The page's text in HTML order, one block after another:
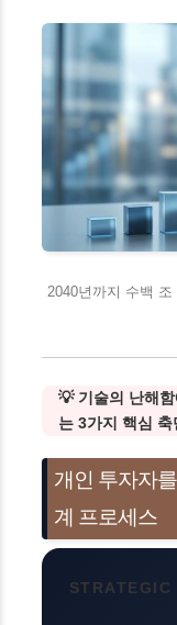
2040년까지 수백
💡 기술의 난해
는 3가지 핵심
개인 투자자
계 프로세스
STRATEGIC